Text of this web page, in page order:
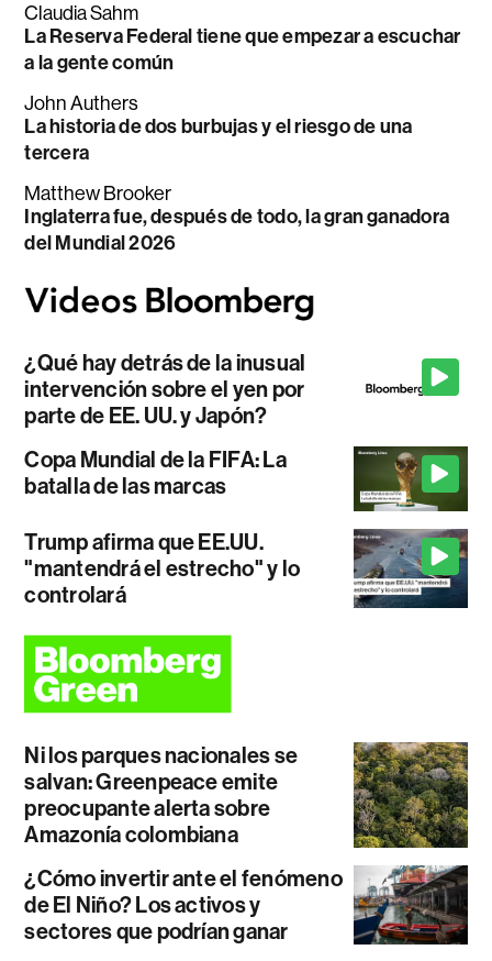
Claudia Sahm
La Reserva Federal tiene que empezar a escuchar
a la gente común
John Authers
La historia de dos burbujas y el riesgo de una
tercera
Matthew Brooker
Inglaterra fue, después de todo, la gran ganadora
del Mundial 2026
¿Qué hay detrás de la inusual
intervención sobre el yen por
parte de EE. UU. y Japón?
Copa Mundial de la FIFA: La
batalla de las marcas
Trump afirma que EE.UU.
"mantendrá el estrecho" y lo
controlará
Ni los parques nacionales se
salvan: Greenpeace emite
preocupante alerta sobre
Amazonía colombiana
¿Cómo invertir ante el fenómeno
de El Niño? Los activos y
sectores que podrían ganar